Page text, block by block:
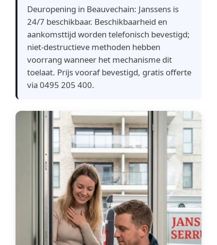
Deuropening in Beauvechain: Janssens is
24/7 beschikbaar. Beschikbaarheid en
aankomsttijd worden telefonisch bevestigd;
niet-destructieve methoden hebben
voorrang wanneer het mechanisme dit
toelaat. Prijs vooraf bevestigd, gratis offerte
via 0495 205 400.